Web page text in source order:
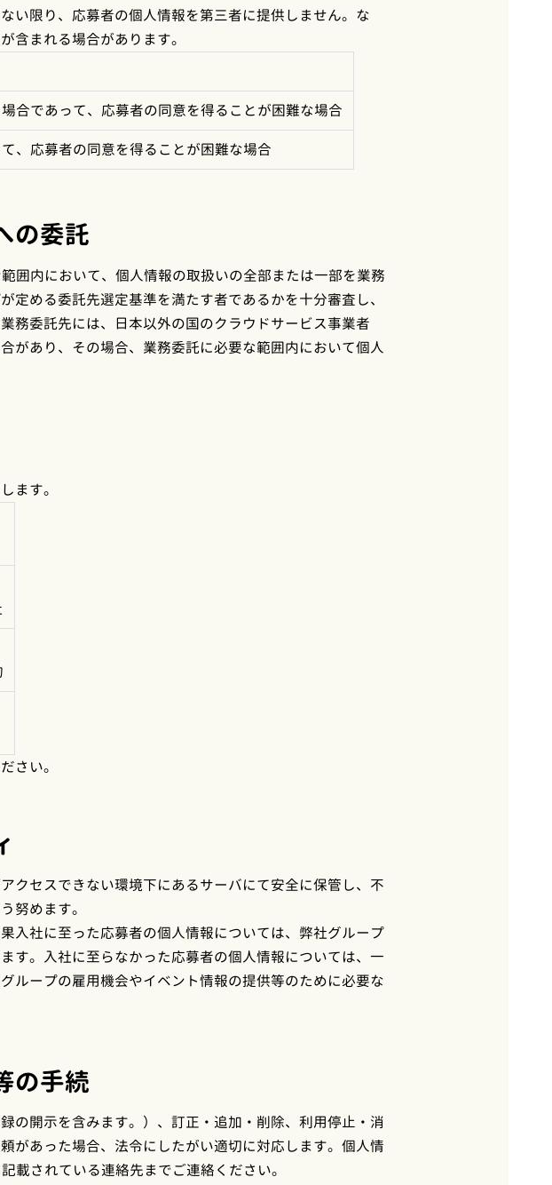
い限り、応募者の個人情報を第三者に提供しません。な
含まれる場合があります。
合であって、応募者の同意を得ることが困難な場合
、応募者の同意を得ることが困難な場合
の委託
囲内において、個人情報の取扱いの全部または一部を業務
める委託先選定基準を満たす者であるかを十分審査し、
務委託先には、日本以外の国のクラウドサービス事業者
があり、その場合、業務委託に必要な範囲内において個人
ます。
さい。
クセスできない環境下にあるサーバにて安全に保管し、不
努めます。
入社に至った応募者の個人情報については、弊社グループ
す。入社に至らなかった応募者の個人情報については、一
ループの雇用機会やイベント情報の提供等のために必要な
の手続
の開示を含みます。）、訂正・追加・削除、利用停止・消
があった場合、法令にしたがい適切に対応します。個人情
載されている連絡先までご連絡ください。